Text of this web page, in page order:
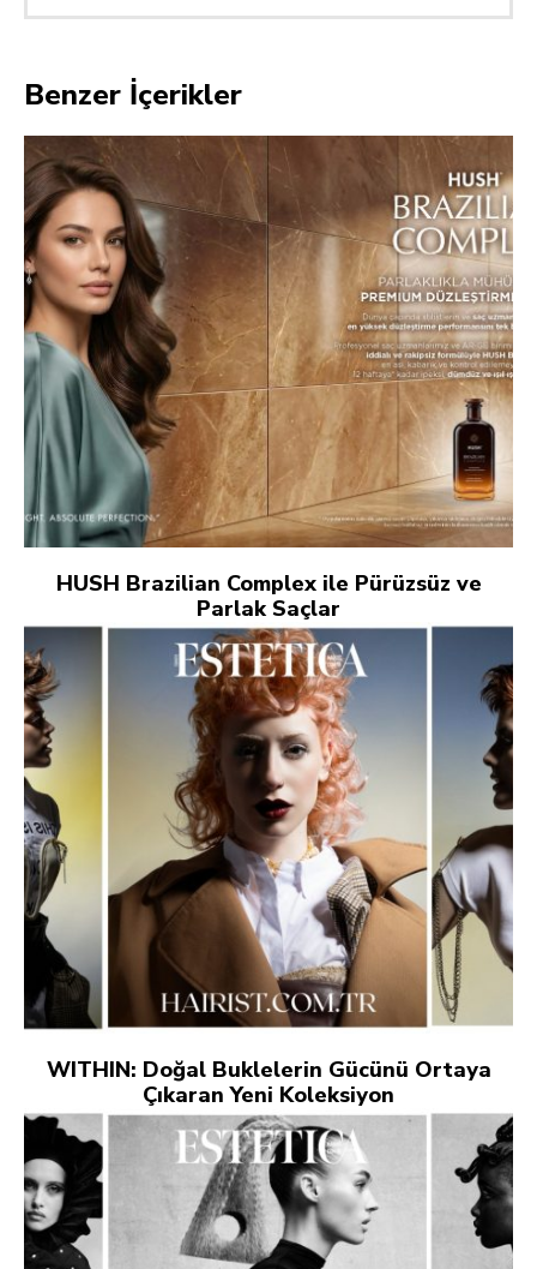
Benzer İçerikler
HUSH Brazilian Complex ile Pürüzsüz ve
Parlak Saçlar
WITHIN: Doğal Buklelerin Gücünü Ortaya
Çıkaran Yeni Koleksiyon